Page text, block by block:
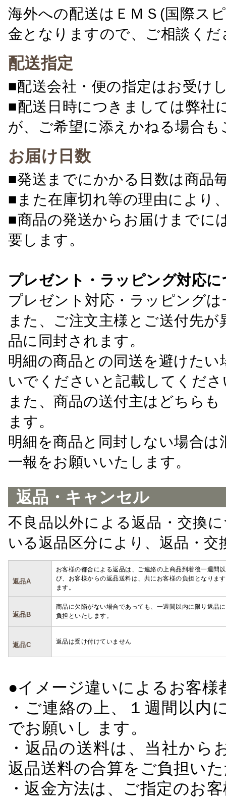
海外への配送はＥＭＳ(国際ス
金となりますので、ご相談くだ
配送指定
■配送会社・便の指定はお受け
■配送日時につきましては弊社
が、ご希望に添えかねる場合
お届け日数
■発送までにかかる日数は商品
■また在庫切れ等の理由により
■商品の発送からお届けまでに
要します。
プレゼント・ラッピング対応
プレゼント対応・ラッピング
また、ご注文主様とご送付先
品に同封されます。
明細の商品との同送を避けた
いでくださいと記載してくださ
また、商品の送付主はどちら
ます。
明細を商品と同封しない場合
一報をお願いいたします。
返品・キャンセル
不良品以外による返品・交換
いる返品区分により、返品・
返品A
お客様の都合による返品は、ご連絡の上商品到着後一週間
び、お客様からの返品送料は、共にお客様の負担となりま
ます。
返品B
商品に欠陥がない場合であっても、一週間以内に限り返品
負担といたします。
返品C 返品は受け付けていません
●イメージ違いによるお客
・ご連絡の上、１週間以
でお願いし ます。
・返品の送料は、当社か
返品送料の合算をご負担い
・返金方法は、ご指定のお